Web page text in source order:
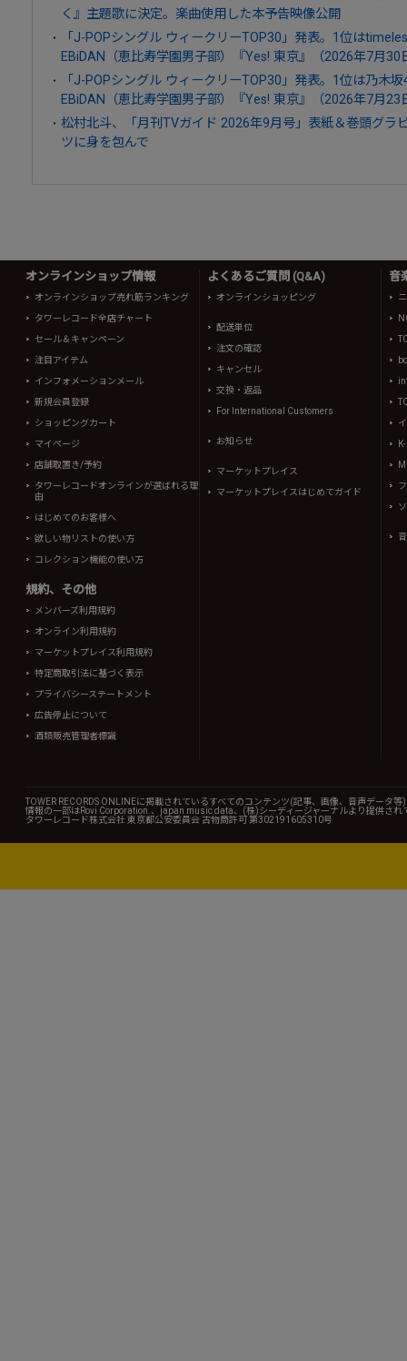
く』主題歌に決定。楽曲使用した本予告映像公開
「J-POPシングル ウィークリーTOP30」発表。1位は
EBiDAN（恵比寿学園男子部）『Yes! 東京』（2026年7月30
「J-POPシングル ウィークリーTOP30」発表。1位は乃木
EBiDAN（恵比寿学園男子部）『Yes! 東京』（2026年7月23
松村北斗、「月刊TVガイド 2026年9月号」表紙＆巻頭グラ
ツに身を包んで
オンラインショップ情報
オンラインショップ売れ筋ランキング
タワーレコード全店チャート
セール＆キャンペーン
注目アイテム
インフォメーションメール
新規会員登録
ショッピングカート
マイページ
店舗取置き/予約
タワーレコードオンラインが選ばれる理
由
はじめてのお客様へ
欲しい物リストの使い方
コレクション機能の使い方
規約、その他
メンバーズ利用規約
オンライン利用規約
マーケットプレイス利用規約
特定商取引法に基づく表示
プライバシーステートメント
広告停止について
酒類販売管理者標識
よくあるご質問 (Q&A)
オンラインショッピング
配送単位
注文の確認
キャンセル
交換・返品
For International Customers
お知らせ
マーケットプレイス
マーケットプレイスはじめてガイド
音
TOWER RECORDS ONLINEに掲載されているすべてのコンテンツ(記事、画像、音声データ
情報の一部はRovi Corporation.、japan music data、(株)シーディージャーナルより提供され
タワーレコード株式会社 東京都公安委員会 古物商許可 第302191605310号